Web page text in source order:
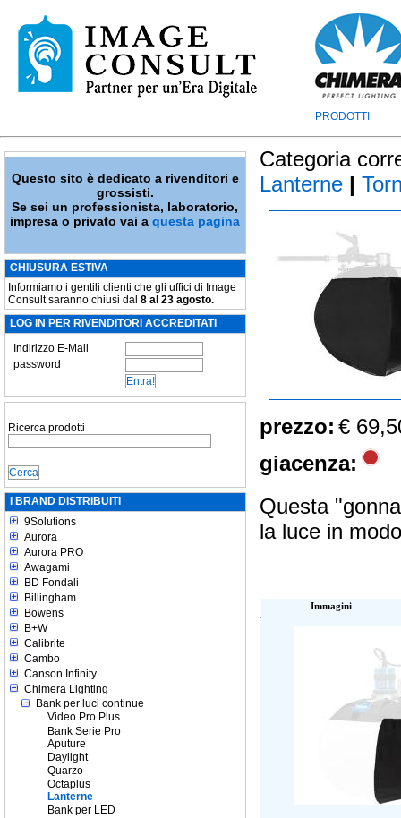
PRODOTTI
Questo sito è dedicato a rivenditori e
grossisti.
Se sei un professionista, laboratorio,
impresa o privato vai aquesta pagina
CHIUSURA ESTIVA
Informiamo i gentili clienti che gli uffici di Image
Consult saranno chiusi dal 8 al 23 agosto.
LOG IN PER RIVENDITORI ACCREDITATI
Indirizzo E-Mail
password
Ricerca prodotti
I BRAND DISTRIBUITI
9Solutions
Aurora
Aurora PRO
Awagami
BD Fondali
Billingham
Bowens
B+W
Calibrite
Cambo
Canson Infinity
Chimera Lighting
Bank per luci continue
Video Pro Plus
Bank Serie Pro
Aputure
Daylight
Quarzo
Octaplus
Lanterne
Bank per LED
Categoria
Lanterne |
prezzo: €
giacenza:
Questa
la luce in
Immagini